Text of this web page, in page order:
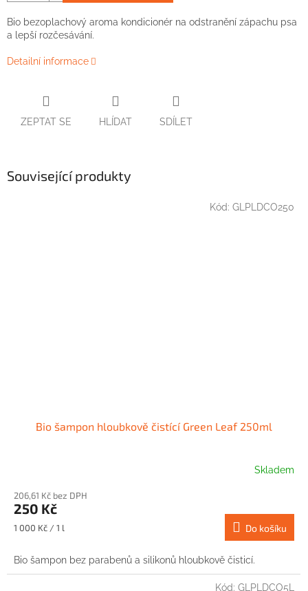
Bio bezoplachový aroma kondicionér na odstranění zápachu psa
a lepší rozčesávání.
Detailní informace
ZEPTAT SE HLÍDAT SDÍLET
Související produkty
Bio šampon hloubkově čistící Green Leaf 250ml
Skladem
206,61 Kč bez DPH
250 Kč
Měrná
1 000 Kč / 1 l Do košíku
Bio šampon bez parabenů a silikonů hloubkově čisticí.
Kód: GLPLDCO250
Kód: GLPLDCO5L